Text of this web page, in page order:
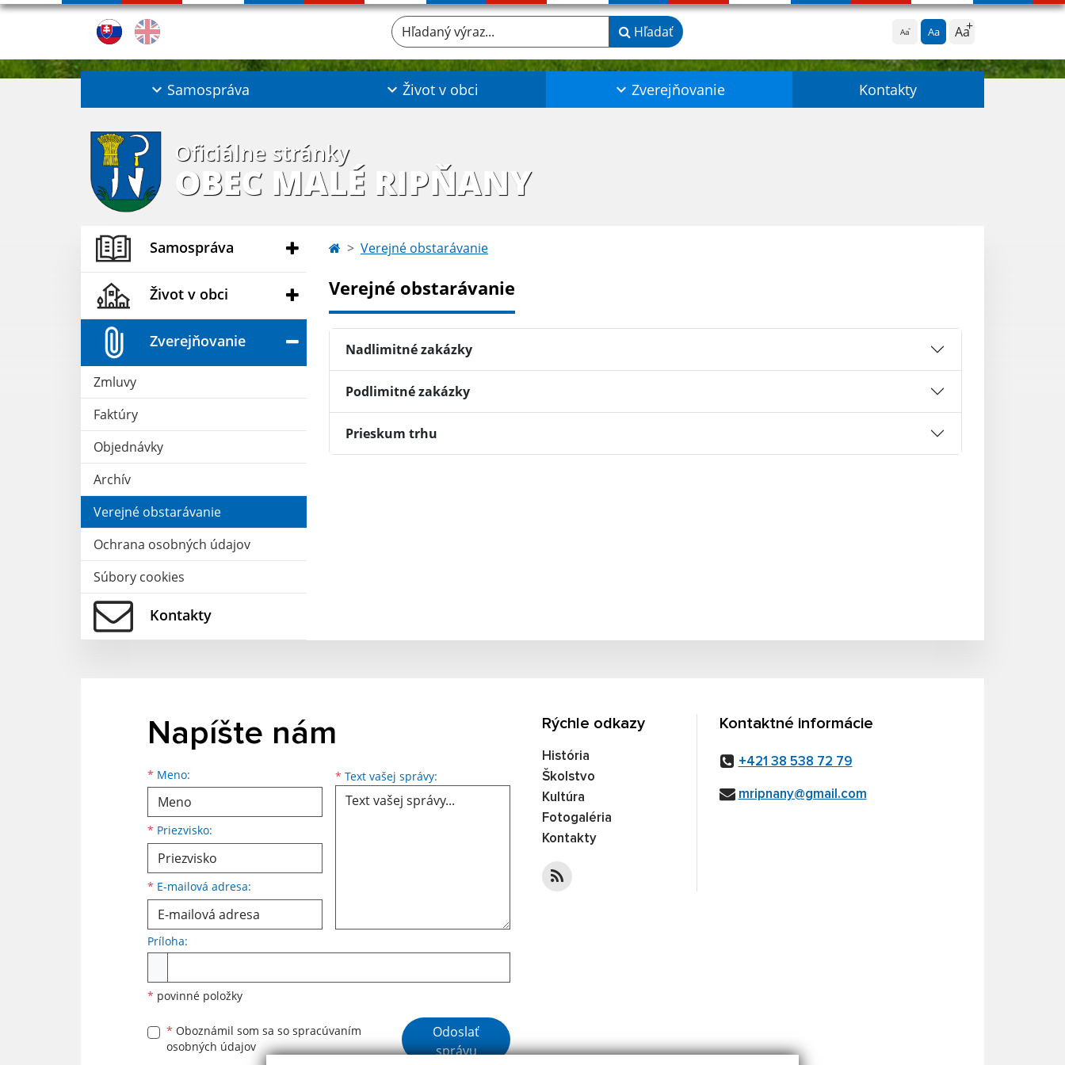
Aa Aa Aa
Hľadaný výraz... Hľadať
Samospráva Život v obci Zverejňovanie Kontakty
Oficiálne stránky
OBEC MALÉ RIPŇANY
Samospráva
Život v obci
Zverejňovanie
Zmluvy
Faktúry
Objednávky
Archív
Verejné obstarávanie
Ochrana osobných údajov
Súbory cookies
Kontakty
Verejné obstarávanie
Verejné obstarávanie
Nadlimitné zakázky
Podlimitné zakázky
Prieskum trhu
Napíšte nám
* Meno:
Meno
* Priezvisko:
Priezvisko
* E-mailová adresa:
E-mailová adresa * Text vašej správy: Text vašej správy...
Príloha:
* povinné položky
* Oboznámil som sa so spracúvaním
osobných údajov
Google reCaptcha Response
Odoslať
správu
Rýchle odkazy
História
Školstvo
Kultúra
Fotogaléria
Kontakty
Kontaktné informácie
+421 38 538 72 79
mripnany@gmail.com